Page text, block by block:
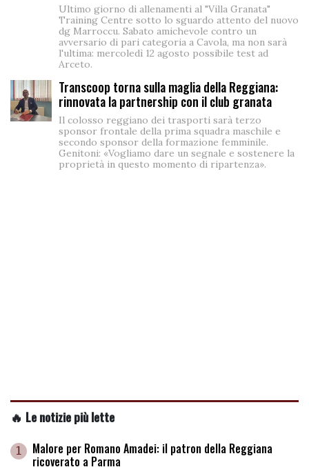
Ultimo giorno di allenamenti al "Villa Granata"
Training Centre sotto lo sguardo attento del nuovo
dg Marroccu. Sabato amichevole contro un
avversario di pari categoria a Cavola, ma non sarà
l'ultima: mercoledì 12 agosto possibile test ad
Arceto.
Transcoop torna sulla maglia della Reggiana:
rinnovata la partnership con il club granata
Il colosso reggiano dei trasporti sarà terzo
sponsor frontale della prima squadra maschile e
secondo sponsor della formazione femminile.
Genitoni: «Vogliamo dare un segnale e sostenere la
proprietà in questo momento di ripartenza».
🔥 Le notizie più lette
1 Malore per Romano Amadei: il patron della Reggiana
ricoverato a Parma